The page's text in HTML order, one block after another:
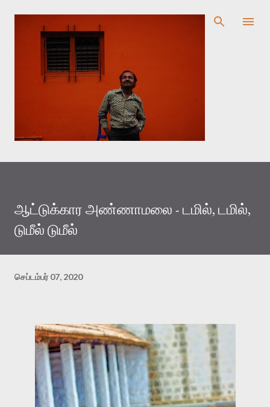
முதன்மை உள்ளடக்கத்திற்குச் செல்
ஆட்டுக்கார அண்ணாமலை - டமில், டமில்,
டுமீல் டுமீல்
செப்டம்பர் 07, 2020